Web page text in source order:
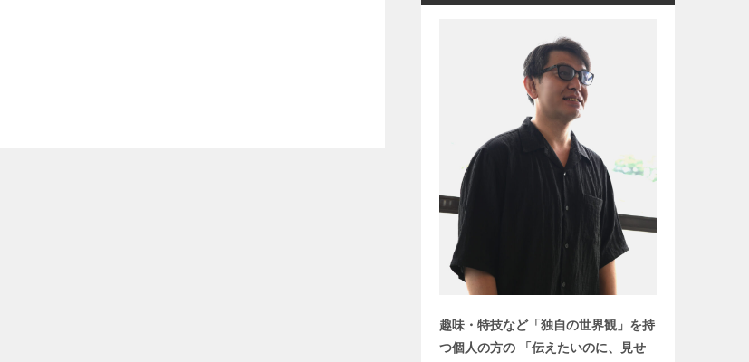
趣味・特技など「独自の世界観」を持
つ個人の方の 「伝えたいのに、見せ